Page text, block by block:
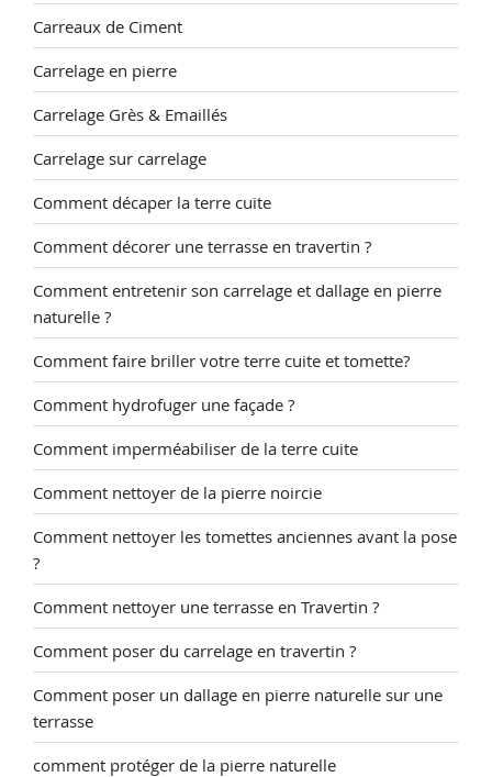
Carreaux de Ciment
Carrelage en pierre
Carrelage Grès & Emaillés
Carrelage sur carrelage
Comment décaper la terre cuite
Comment décorer une terrasse en travertin ?
Comment entretenir son carrelage et dallage en pierre
naturelle ?
Comment faire briller votre terre cuite et tomette?
Comment hydrofuger une façade ?
Comment imperméabiliser de la terre cuite
Comment nettoyer de la pierre noircie
Comment nettoyer les tomettes anciennes avant la pose
?
Comment nettoyer une terrasse en Travertin ?
Comment poser du carrelage en travertin ?
Comment poser un dallage en pierre naturelle sur une
terrasse
comment protéger de la pierre naturelle